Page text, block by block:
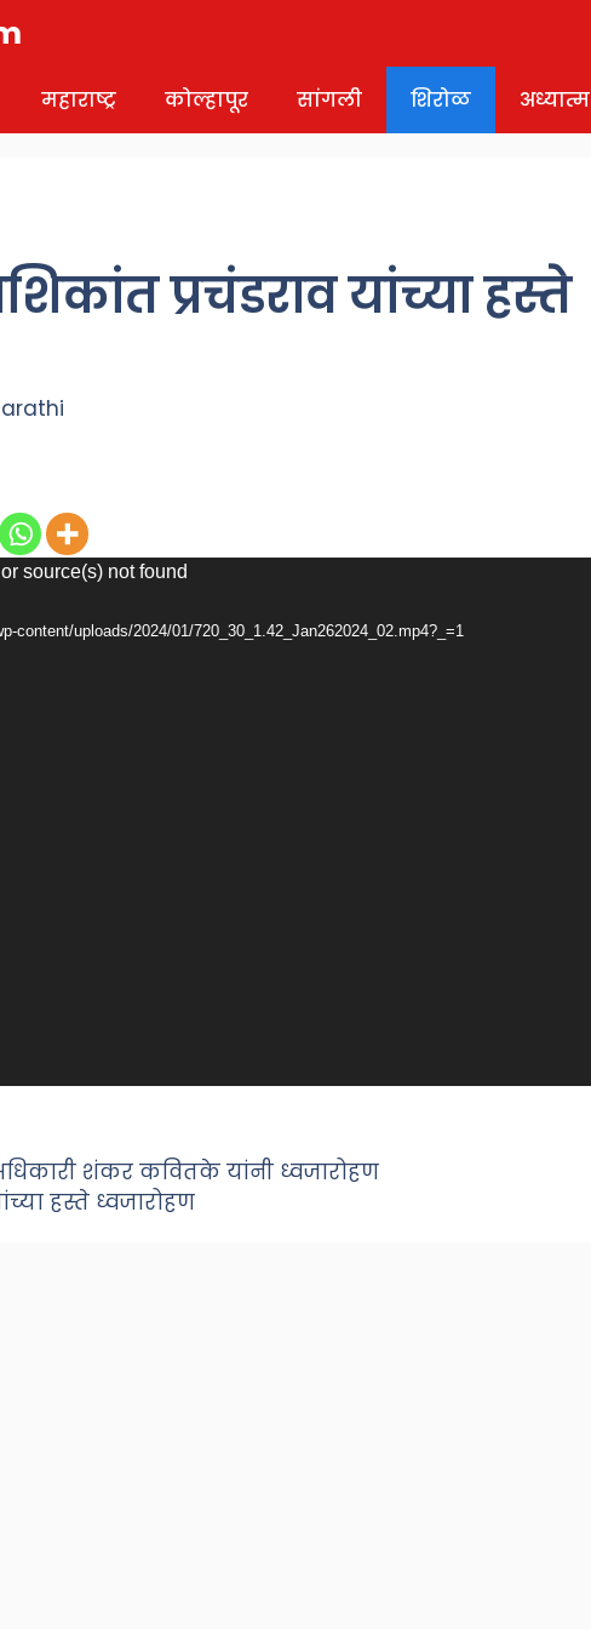
महाराष्ट्र कोल्हापूर सांगली शिरोळ अध्यात्म
प्रचंडराव यांच्या हस्ते
source(s) not found
content/uploads/2024/01/720_30_1.42_Jan262024_02.mp4?_=1
शंकर कवितके यांनी ध्वजारोहण
हस्ते ध्वजारोहण